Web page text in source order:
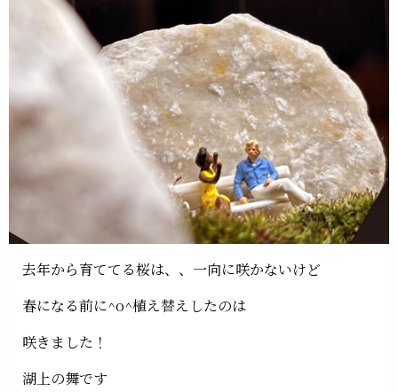
去年から育ててる桜は、、一向に咲かないけど
春になる前に^o^植え替えしたのは
咲きました！
湖上の舞です